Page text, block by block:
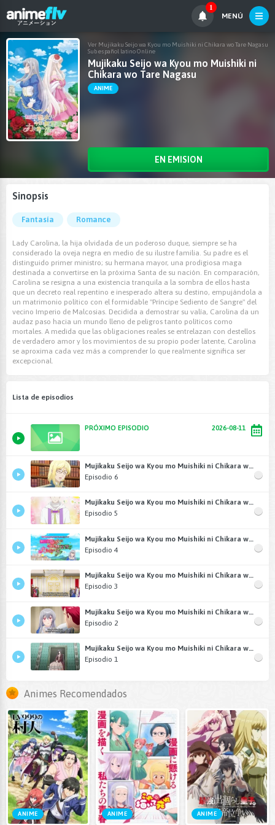
1
MENÚ
Ver Mujikaku Seijo wa Kyou mo Muishiki ni Chikara wo Tare Nagasu
Sub español latino Online
Mujikaku Seijo wa Kyou mo Muishiki ni
Chikara wo Tare Nagasu
ANIME
EN EMISION
Sinopsis
Fantasía Romance
Lady Carolina, la hija olvidada de un poderoso duque, siempre se ha
considerado la oveja negra en medio de su ilustre familia. Su padre es el
distinguido primer ministro; su hermana mayor, una prodigiosa maga
destinada a convertirse en la próxima Santa de su nación. En comparación,
Carolina se resigna a una existencia tranquila a la sombra de ellos hasta
que un decreto real repentino e inesperado altera su destino, empujándola a
un matrimonio político con el formidable "Príncipe Sediento de Sangre" del
vecino Imperio de Malcosias. Decidida a demostrar su valía, Carolina da un
audaz paso hacia un mundo lleno de peligros tanto políticos como
mortales. A medida que las obligaciones reales se entrelazan con destellos
de verdadero amor y los movimientos de su propio poder latente, Carolina
se aproxima cada vez más a comprender lo que realmente significa ser
excepcional.
Lista de episodios
PRÓXIMO EPISODIO 2026-08-11
Episodio 6
Mujikaku Seijo wa Kyou mo Muishiki ni Chikara wo Tare Nagasu
Episodio 5
Episodio 4
Mujikaku Seijo wa Kyou mo Muishiki ni Chikara wo Tare Nagasu
Episodio 3
Mujikaku Seijo wa Kyou mo Muishiki ni Chikara wo Tare Nagasu
Episodio 2
Mujikaku Seijo wa Kyou mo Muishiki ni Chikara wo Tare Nagasu
Episodio 1
Animes Recomendados
ANIME ANIME ANIME